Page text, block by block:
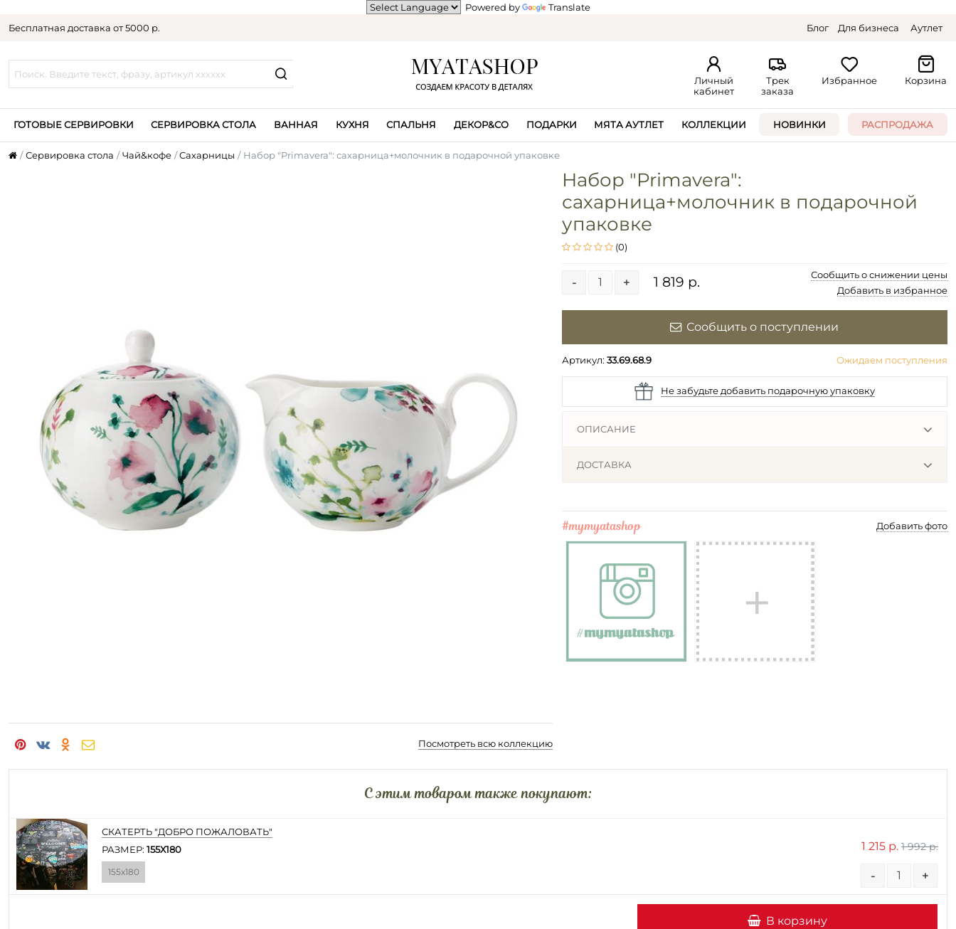
Powered by
Translate
Бесплатная доставка от 5000 р.
Блог Для бизнеса Аутлет
Личный
кабинет
Трек
заказа
Избранное Корзина
ГОТОВЫЕ СЕРВИРОВКИ СЕРВИРОВКА СТОЛА ВАННАЯ КУХНЯ СПАЛЬНЯ ДЕКОР&CO ПОДАРКИ МЯТА АУТЛЕТ КОЛЛЕКЦИИ НОВИНКИ РАСПРОДАЖА
Сервировка стола Чай&кофе Сахарницы Набор "Primavera": сахарница+молочник в подарочной упаковке
Посмотреть всю коллекцию
Набор "Primavera":
сахарница+молочник в подарочной
упаковке
(0)
- + 1 819 р.
Сообщить о снижении цены
Добавить в избранное
Сообщить о поступлении
Артикул: 33.69.68.9 Ожидаем поступления
Не забудьте добавить подарочную упаковку
ОПИСАНИЕ
ДОСТАВКА
#mymyatashop Добавить фото
C этим товаром также покупают:
СКАТЕРТЬ "ДОБРО ПОЖАЛОВАТЬ"
РАЗМЕР: 155Х180
155х180
1 215 р. 1 992 р.
- +
В корзину